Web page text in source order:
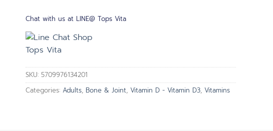
Chat with us at LINE@ Tops Vita
SKU: 5709976134201
Categories: Adults, Bone & Joint, Vitamin D - Vitamin D3, Vitamins